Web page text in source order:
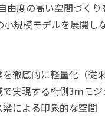
由度の高い空間づくり
規模モデルを展開し
徹底的に軽量化（従
実現する桁側3ｍモ
による印象的な空間